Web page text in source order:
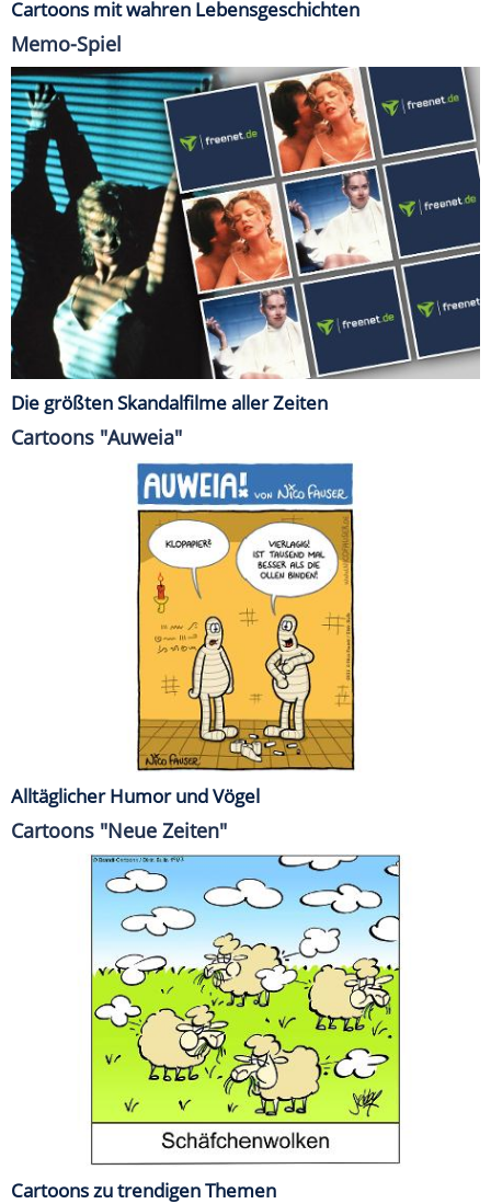
Cartoons mit wahren Lebensgeschichten
Memo-Spiel
Die größten Skandalfilme aller Zeiten
Cartoons "Auweia"
Alltäglicher Humor und Vögel
Cartoons "Neue Zeiten"
Cartoons zu trendigen Themen